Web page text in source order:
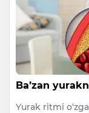
Ba’zan
Yurak ritmi